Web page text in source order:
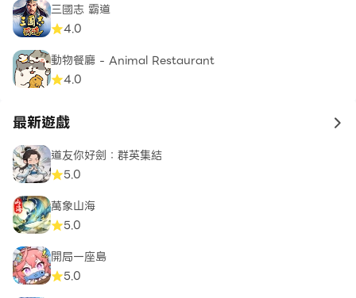
三國志 霸道
4.0
動物餐廳 - Animal Restaurant
4.0
最新遊戲 to
道友你好劍：群英集結
5.0
萬象山海
5.0
開局一座島
5.0